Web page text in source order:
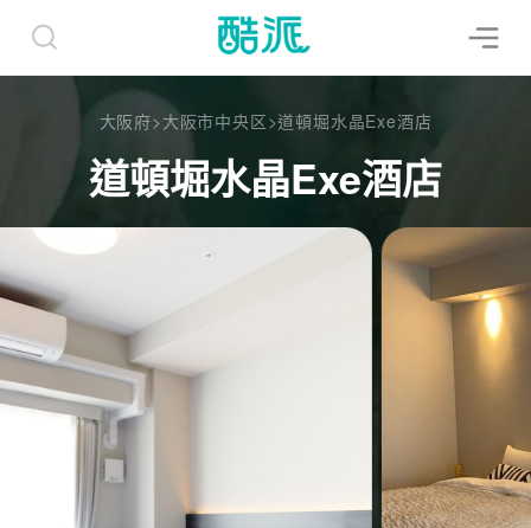
大阪府>大阪市中央区>道頓堀水晶Exe酒店
道頓堀水晶Exe酒店